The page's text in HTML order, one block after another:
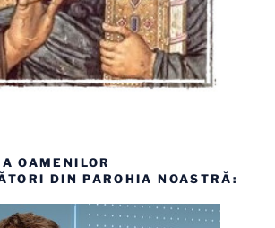
OAMENILOR
DIN PAROHIA NOASTRĂ: